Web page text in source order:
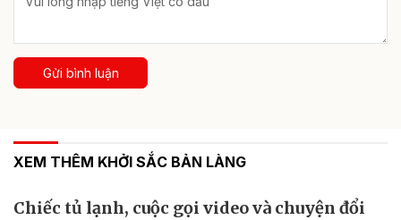
Gửi bình luận
XEM THÊM KHỞI SẮC BẢN LÀNG
Chiếc tủ lạnh, cuộc gọi video và chuyện đổi